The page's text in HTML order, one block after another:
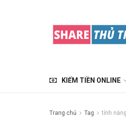
KIẾM TIỀN ONLINE
Trang chủ Tag tính